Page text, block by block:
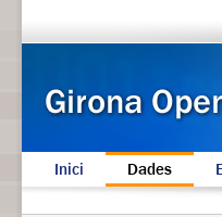
Inici Dades